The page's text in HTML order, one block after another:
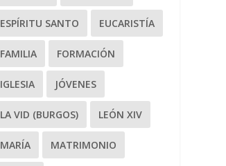
ESPÍRITU SANTO EUCARISTÍA
FAMILIA FORMACIÓN
IGLESIA JÓVENES
LA VID (BURGOS) LEÓN XIV
MARÍA MATRIMONIO